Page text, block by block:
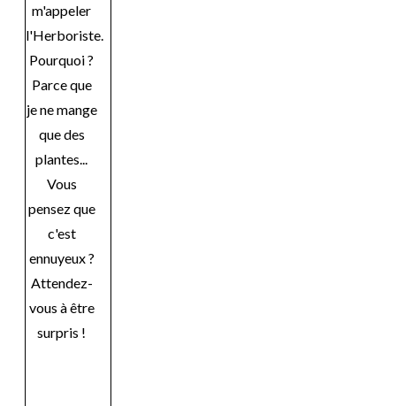
m'appeler
l'Herboriste.
Pourquoi ?
Parce que
je ne mange
que des
plantes...
Vous
pensez que
c'est
ennuyeux ?
Attendez-
vous à être
surpris !